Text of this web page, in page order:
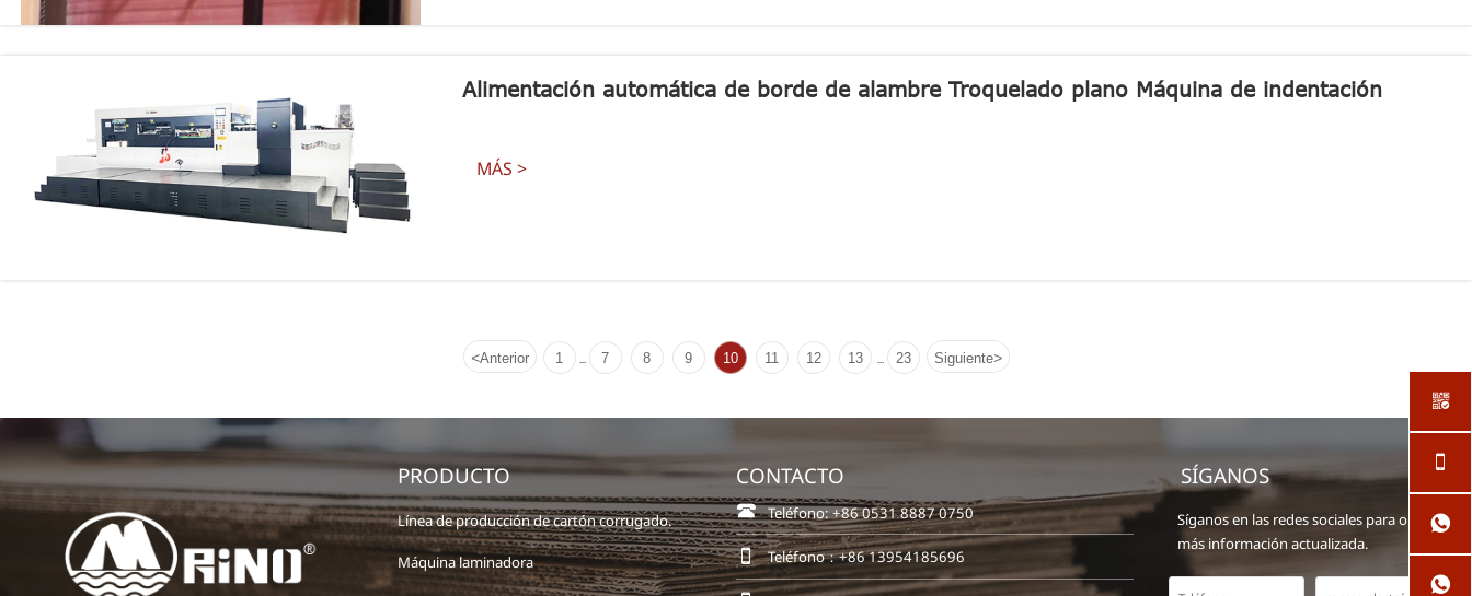
Alimentación automática de borde de alambre Troquelado plano Máquina de indentación
MÁS >
<Anterior 1 7 8 9 10 11 12 13 23 Siguiente>
PRODUCTO
Línea de producción de cartón corrugado.
Máquina laminadora
CONTACTO
 Teléfono: +86 0531 8887 0750
 Teléfono：+86 13954185696
SÍGANOS
Síganos en las redes sociales para obtener
más información actualizada.



